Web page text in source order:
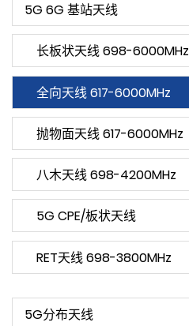
5G 6G 基站天线
长板状天线 698-6000MHz
全向天线 617-6000MHz
抛物面天线 617-6000MHz
八木天线 698-4200MHz
5G CPE/板状天线
RET天线 698-3800MHz
5G分布天线